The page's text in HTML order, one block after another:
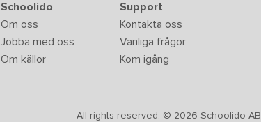
Schoolido
Om oss
Jobba med oss
Om källor
Support
Kontakta oss
Vanliga frågor
Kom igång
All rights reserved. © 2026 Schoolido AB